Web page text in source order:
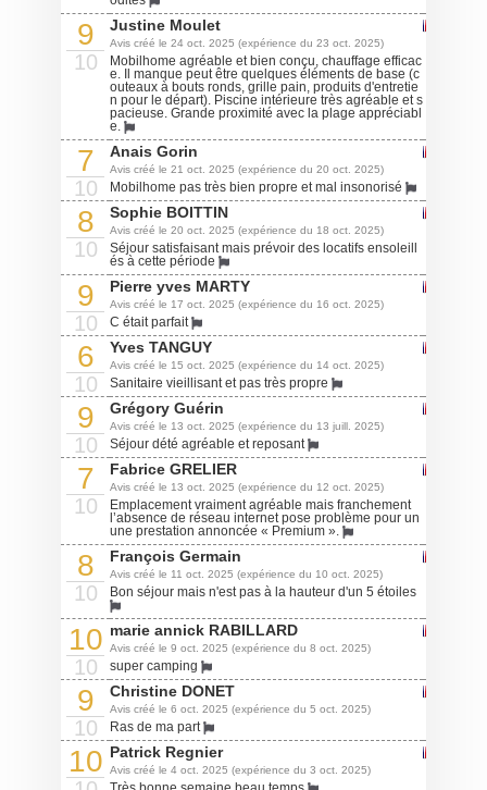
9
10
Justine Moulet
Avis créé le 24 oct. 2025 (expérience du 23 oct. 2025)
Mobilhome agréable et bien conçu, chauffage efficac
e. Il manque peut être quelques éléments de base (c
outeaux à bouts ronds, grille pain, produits d'entretie
n pour le départ). Piscine intérieure très agréable et s
pacieuse. Grande proximité avec la plage appréciabl
e.
7
10
Anais Gorin
Avis créé le 21 oct. 2025 (expérience du 20 oct. 2025)
Mobilhome pas très bien propre et mal insonorisé
8
10
Sophie BOITTIN
Avis créé le 20 oct. 2025 (expérience du 18 oct. 2025)
Séjour satisfaisant mais prévoir des locatifs ensoleill
és à cette période
9
10
Pierre yves MARTY
Avis créé le 17 oct. 2025 (expérience du 16 oct. 2025)
C était parfait
6
10
Yves TANGUY
Avis créé le 15 oct. 2025 (expérience du 14 oct. 2025)
Sanitaire vieillisant et pas très propre
9
10
Grégory Guérin
Avis créé le 13 oct. 2025 (expérience du 13 juill. 2025)
Séjour dété agréable et reposant
7
10
Fabrice GRELIER
Avis créé le 13 oct. 2025 (expérience du 12 oct. 2025)
Emplacement vraiment agréable mais franchement
l’absence de réseau internet pose problème pour un
une prestation annoncée « Premium ».
8
10
François Germain
Avis créé le 11 oct. 2025 (expérience du 10 oct. 2025)
Bon séjour mais n'est pas à la hauteur d'un 5 étoiles
10
10
marie annick RABILLARD
Avis créé le 9 oct. 2025 (expérience du 8 oct. 2025)
super camping
9
10
Christine DONET
Avis créé le 6 oct. 2025 (expérience du 5 oct. 2025)
Ras de ma part
10 Patrick Regnier
Avis créé le 4 oct. 2025 (expérience du 3 oct. 2025)